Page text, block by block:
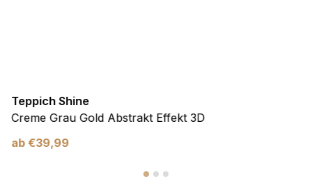
Teppich Shine
Creme Grau Gold Abstrakt Effekt 3D
ab €39,99